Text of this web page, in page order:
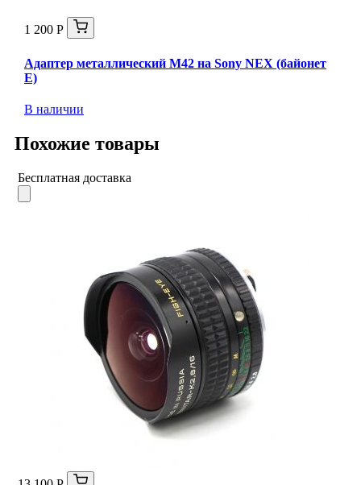
1 200 Р
Адаптер металлический M42 на Sony NEX (байонет
E)
В наличии
Похожие товары
Бесплатная доставка